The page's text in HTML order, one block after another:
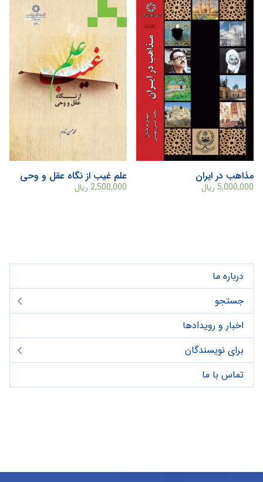
درباره ما
جستجو
اخبار و رویدادها
برای نویسندگان
تماس با ما
مذاهب در ایران
5,000,000 ریال
علم غيب از نگاه عقل و وحی
2,500,000 ریال